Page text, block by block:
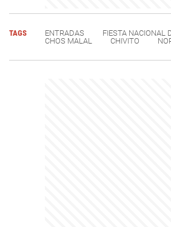
TAGS ENTRADAS
FIESTA NACIONAL
CHOS MALAL
CHIVITO